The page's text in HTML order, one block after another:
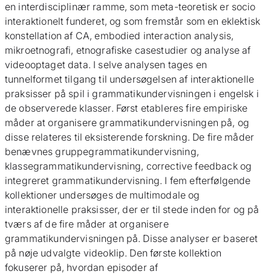
en interdisciplinær ramme, som meta-teoretisk er socio
interaktionelt funderet, og som fremstår som en eklektisk
konstellation af CA, embodied interaction analysis,
mikroetnografi, etnografiske casestudier og analyse af
videooptaget data. I selve analysen tages en
tunnelformet tilgang til undersøgelsen af interaktionelle
praksisser på spil i grammatikundervisningen i engelsk i
de observerede klasser. Først etableres fire empiriske
måder at organisere grammatikundervisningen på, og
disse relateres til eksisterende forskning. De fire måder
benævnes gruppegrammatikundervisning,
klassegrammatikundervisning, corrective feedback og
integreret grammatikundervisning. I fem efterfølgende
kollektioner undersøges de multimodale og
interaktionelle praksisser, der er til stede inden for og på
tværs af de fire måder at organisere
grammatikundervisningen på. Disse analyser er baseret
på nøje udvalgte videoklip. Den første kollektion
fokuserer på, hvordan episoder af